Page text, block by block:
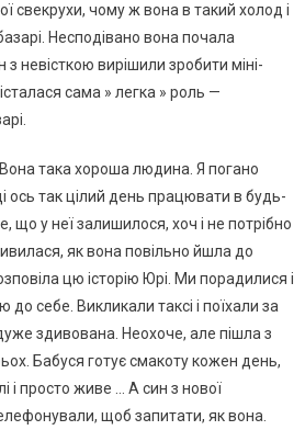
свекрухи, чому ж вона в такий холод і
Несподівано вона почала
невісткою вирішили зробити міні-
сама » легка » роль —
Вона така хороша людина. Я погано
ось так цілий день працювати в будь-
що у неї залишилося, хоч і не потрібно
як вона повільно йшла до
цю історію Юрі. Ми порадилися і
себе. Викликали таксі і поїхали за
здивована. Неохоче, але пішла з
Бабуся готує смакоту кожен день,
і просто живе … А син з нової
щоб запитати, як вона.